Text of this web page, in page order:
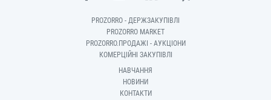
PROZORRO - ДЕРЖЗАКУПІВЛІ
PROZORRO MARKET
PROZORRO.ПРОДАЖІ - АУКЦІОНИ
КОМЕРЦІЙНІ ЗАКУПІВЛІ
НАВЧАННЯ
НОВИНИ
КОНТАКТИ